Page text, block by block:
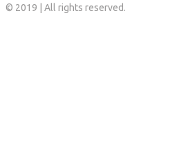
© 2019 | All rights reserved.